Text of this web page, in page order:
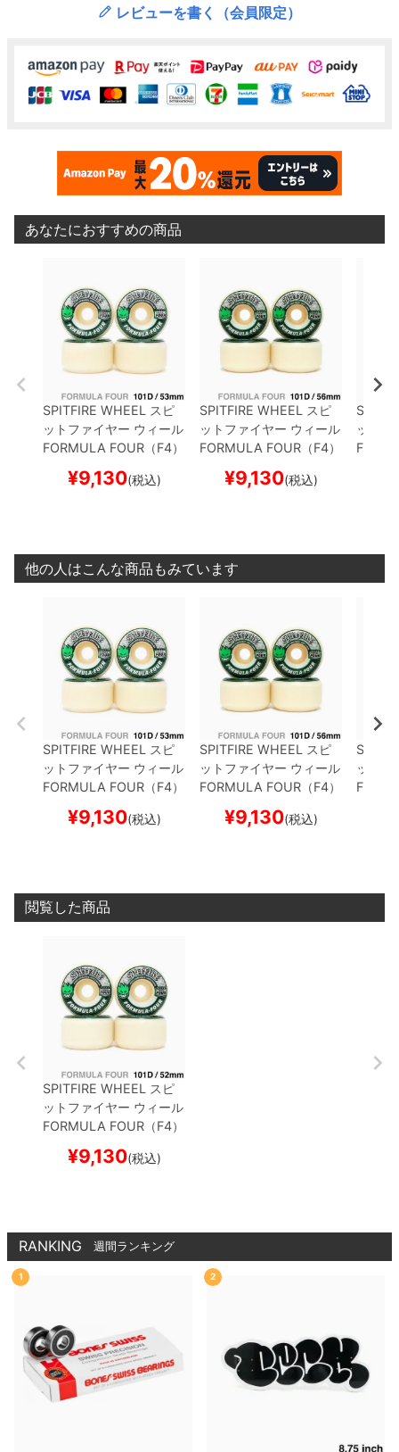
レビューを書く（会員限定）
あなたにおすすめの商品
SPITFIRE WHEEL
スピ
ットファイヤー ウィール
FORMULA FOUR（F4）
PRINT53mm
¥9,130(税込)
SPITFIRE WHEEL
スピ
ットファイヤー ウィール
FORMULA FOUR（F4）
PRINT56mm
¥9,130(税込)
ットフ
他の人はこんな商品もみています
SPITFIRE WHEEL
スピ
ットファイヤー ウィール
FORMULA FOUR（F4）
PRINT53mm
¥9,130(税込)
SPITFIRE WHEEL
スピ
ットファイヤー ウィール
FORMULA FOUR（F4）
PRINT56mm
¥9,130(税込)
ットフ
閲覧した商品
SPITFIRE WHEEL
スピ
ットファイヤー ウィール
FORMULA FOUR（F4）
PRINT52mm
¥9,130(税込)
RANKING 週間ランキング
1 2